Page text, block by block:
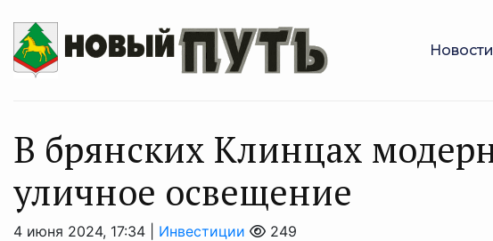
Новости
В брянских Клинцах
уличное освещение
4 июня 2024, 17:34 | Инвестиции 249